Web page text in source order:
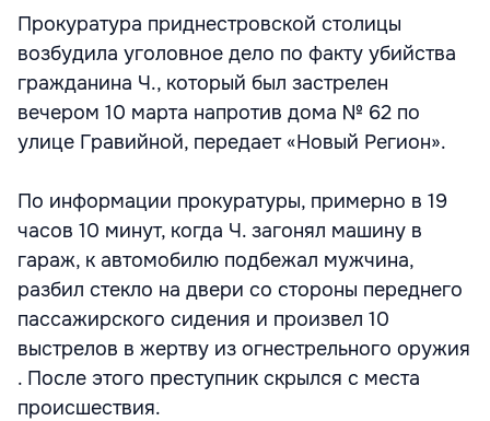
Прокуратура приднестровской столицы
возбудила уголовное дело по факту убийства
гражданина Ч., который был застрелен
вечером 10 марта напротив дома № 62 по
улице Гравийной, передает «Новый Регион».
По информации прокуратуры, примерно в 19
часов 10 минут, когда Ч. загонял машину в
гараж, к автомобилю подбежал мужчина,
разбил стекло на двери со стороны переднего
пассажирского сидения и произвел 10
выстрелов в жертву из огнестрельного оружия
. После этого преступник скрылся с места
происшествия.